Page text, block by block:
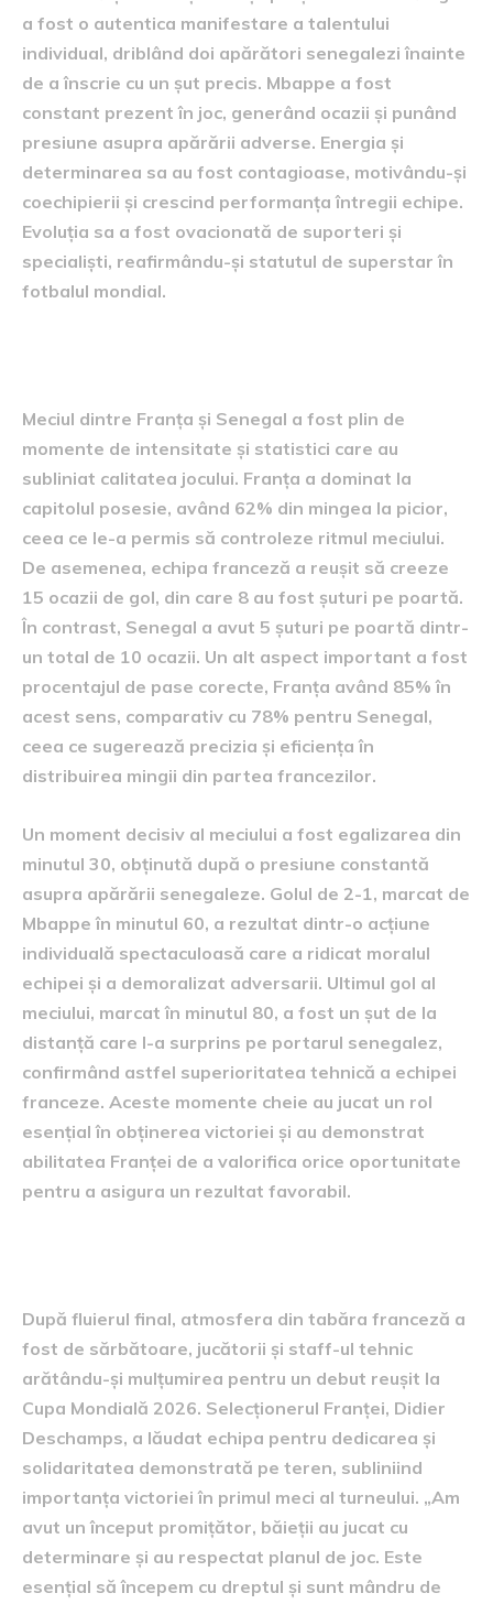
a fost o autentica manifestare a talentului
individual, driblând doi apărători senegalezi înainte
de a înscrie cu un șut precis. Mbappe a fost
constant prezent în joc, generând ocazii și punând
presiune asupra apărării adverse. Energia și
determinarea sa au fost contagioase, motivându-și
coechipierii și crescind performanța întregii echipe.
Evoluția sa a fost ovacionată de suporteri și
specialiști, reafirmându-și statutul de superstar în
fotbalul mondial.
Meciul dintre Franța și Senegal a fost plin de
momente de intensitate și statistici care au
subliniat calitatea jocului. Franța a dominat la
capitolul posesie, având 62% din mingea la picior,
ceea ce le-a permis să controleze ritmul meciului.
De asemenea, echipa franceză a reușit să creeze
15 ocazii de gol, din care 8 au fost șuturi pe poartă.
În contrast, Senegal a avut 5 șuturi pe poartă dintr-
un total de 10 ocazii. Un alt aspect important a fost
procentajul de pase corecte, Franța având 85% în
acest sens, comparativ cu 78% pentru Senegal,
ceea ce sugerează precizia și eficiența în
distribuirea mingii din partea francezilor.
Un moment decisiv al meciului a fost egalizarea din
minutul 30, obținută după o presiune constantă
asupra apărării senegaleze. Golul de 2-1, marcat de
Mbappe în minutul 60, a rezultat dintr-o acțiune
individuală spectaculoasă care a ridicat moralul
echipei și a demoralizat adversarii. Ultimul gol al
meciului, marcat în minutul 80, a fost un șut de la
distanță care l-a surprins pe portarul senegalez,
confirmând astfel superioritatea tehnică a echipei
franceze. Aceste momente cheie au jucat un rol
esențial în obținerea victoriei și au demonstrat
abilitatea Franței de a valorifica orice oportunitate
pentru a asigura un rezultat favorabil.
După fluierul final, atmosfera din tabăra franceză a
fost de sărbătoare, jucătorii și staff-ul tehnic
arătându-și mulțumirea pentru un debut reușit la
Cupa Mondială 2026. Selecționerul Franței, Didier
Deschamps, a lăudat echipa pentru dedicarea și
solidaritatea demonstrată pe teren, subliniind
importanța victoriei în primul meci al turneului. „Am
avut un început promițător, băieții au jucat cu
determinare și au respectat planul de joc. Este
esențial să începem cu dreptul și sunt mândru de